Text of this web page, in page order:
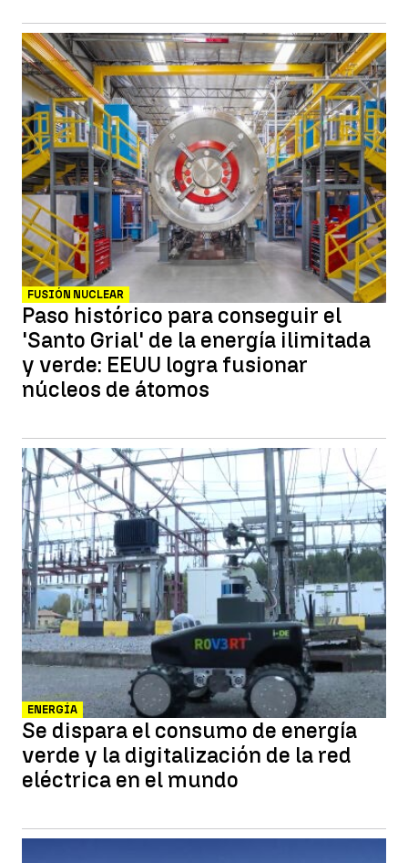
FUSIÓN NUCLEAR
Paso histórico para conseguir el
'Santo Grial' de la energía ilimitada
y verde: EEUU logra fusionar
núcleos de átomos
ENERGÍA
Se dispara el consumo de energía
verde y la digitalización de la red
eléctrica en el mundo